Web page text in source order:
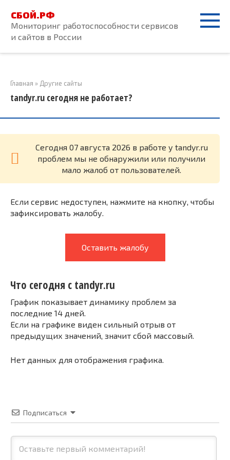
контенту
СБОЙ.РФ
Мониторинг работоспособности сервисов
и сайтов в России
Главная » Другие сайты
tandyr.ru сегодня не работает?
Cегодня 07 августа 2026 в работе у tandyr.ru
проблем мы не обнаружили или получили
мало жалоб от пользователей.
Если сервис недоступен, нажмите на кнопку, чтобы
зафиксировать жалобу.
Оставить жалобу
Что сегодня с tandyr.ru
График показывает динамику проблем за
последние 14 дней.
Если на графике виден сильный отрыв от
предыдущих значений, значит сбой массовый.
Нет данных для отображения графика.
Подписаться